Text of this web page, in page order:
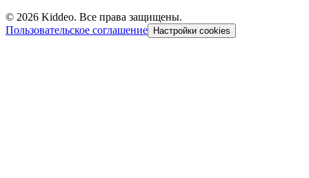
© 2026 Kiddeo. Все права защищены.
Пользовательское соглашение
Настройки cookies